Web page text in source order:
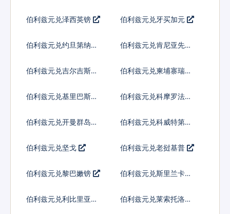
伯利兹元兑泽西英镑 伯利兹元兑牙买加元
伯利兹元兑约旦第纳尔 伯利兹元兑肯尼亚先令
伯利兹元兑吉尔吉斯斯
伯利兹元兑柬埔寨瑞尔
伯利兹元兑基里巴斯元 伯利兹元兑科摩罗法郎
伯利兹元兑开曼群岛元
伯利兹元兑科威特第纳
伯利兹元兑坚戈 伯利兹元兑老挝基普
伯利兹元兑黎巴嫩镑
伯利兹元兑斯里兰卡卢
伯利兹元兑利比里亚元 伯利兹元兑莱索托洛蒂